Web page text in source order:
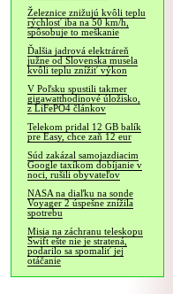
Železnice znižujú kvôli teplu
rýchlosť iba na 50 km/h,
spôsobuje to meškanie
Ďalšia jadrová elektráreň
južne od Slovenska musela
kvôli teplu znížiť výkon
V Poľsku spustili takmer
gigawatthodinové úložisko,
z LiFePO4 článkov
Telekom pridal 12 GB balík
pre Easy, chce zaň 12 eur
Súd zakázal samojazdiacim
Google taxíkom dobíjanie v
noci, rušili obyvateľov
NASA na diaľku na sonde
Voyager 2 úspešne znížila
spotrebu
Misia na záchranu teleskopu
Swift ešte nie je stratená,
podarilo sa spomaliť jej
otáčanie